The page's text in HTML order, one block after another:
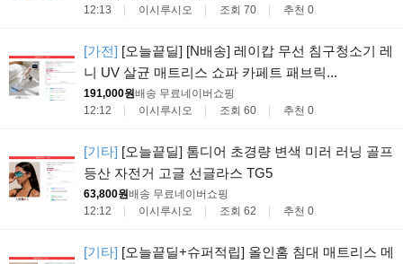
12:13
이시루시오 조회 70 추천 0
[가전] [오늘끝딜] [N배송] 레이캅 무선 침구청소기 레
니 UV 살균 매트리스 쇼파 카페트 패브릭...
191,000원배송 무료네이버쇼핑
12:12
이시루시오 조회 60 추천 0
[기타] [오늘끝딜] 톰디어 초경량 변색 미러 러닝 골프
등산 자전거 고글 선글라스 TG5
63,800원배송 무료네이버쇼핑
12:12
이시루시오 조회 62 추천 0
[기타] [오늘끝딜+슈퍼적립] 올인홈 침대 매트리스 메